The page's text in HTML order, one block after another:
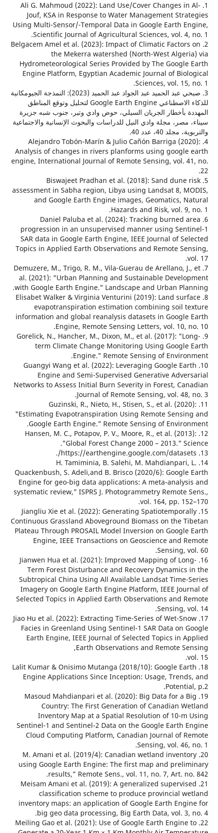
1. Ali G. Mahmoud (2022): Land Use/Cover Changes
Jouf, KSA in Response to Water Management
Using Multi-Sensor/-Temporal Data in Google Earth
Scientific Journal of Agricultural Sciences, vol.
2. Belgacem Amel et al. (2023): Impact of Climatic
the Mekerra watershed (North-West
Hydrometeorological Series Provided by The
Engine Platform, Egyptian Academic Journal of
Sciences, vol.
3. صبحي عبد الحميد عبد الجواد عبد الحميد (2023): النمذجة الجيومكانية
للذكاء الاصطناعي Google Earth Engine لتحليل وتوقع المناطق
بأخطار الجريان السيلي، حوض وادي وتير، جنوب شبه جزيرة
مجلة وادي النيل للدراسات والبحوث الإنسانية والاجتماعية
40، عدد 40.
4. Alejandro Tobón-Marín & Julio Cañón Barriga
Analysis of changes in rivers planforms using
engine, International Journal of Remote Sensing, vol.
5. Biswajeet Pradhan et al. (2018): Sand
assessment in Sabha region, Libya using Landsat 8,
and Google Earth Engine images, Geomatics,
Hazards and Risk, vol.
6. Daniel Paluba et al. (2024): Tracking burned
progression in an unsupervised manner using
SAR data in Google Earth Engine, IEEE Journal of
Topics in Applied Earth Observations and Remote
7. Demuzere, M., Trigo, R. M., Vila-Guerau de Arellano,
al. (2021): "Urban Planning and Sustainable
with Google Earth Engine." Landscape and Urban
8. Elisabet Walker & Virginia Venturini (2019): Land
evapotranspiration estimation combining soil
information and global reanalysis datasets in
Engine, Remote Sensing Letters, vol. 10,
9. Gorelick, N., Hancher, M., Dixon, M., et al. (2017):
term Climate Change Monitoring Using
Engine." Remote Sensing of
10. Guangyi Wang et al. (2022): Leveraging Google
Engine and Semi-Supervised Generative
Networks to Assess Initial Burn Severity in Forest,
Journal of Remote Sensing, vol.
11. Guzinski, R., Nieto, H., Stisen, S., et al.
"Estimating Evapotranspiration Using Remote
Google Earth Engine." Remote Sensing of
12. Hansen, M. C., Potapov, P. V., Moore, R., et al.
"Global Forest Change 2000 – 2013."
14. H. Tamiminia, B. Salehi, M.
Quackenbush, S. Adeli,and B. Brisco (2020/6):
Engine for geo-big data applications: A meta-
systematic review,” ISPRS J. Photogrammetry Remote
vol. 164, pp.
15. Jiangliu Xie et al. (2022): Generating
Continuous Grassland Aboveground Biomass on the
Plateau Through PROSAIL Model Inversion on
Engine, IEEE Transactions on Geoscience and
Sensing,
16. Jianwen Hua et al. (2021): Improved Mapping of
Term Forest Disturbance and Recovery
Subtropical China Using All Available Landsat
Imagery on Google Earth Engine Platform, IEEE
Selected Topics in Applied Earth Observations and
Sensing,
17. Jiao Hu et al. (2022): Extracting Time-Series of Wet-
Facies in Greenland Using Sentinel-1 SAR Data on
Earth Engine, IEEE Journal of Selected Topics in
Earth Observations and Remote
18. Lalit Kumar & Onisimo Mutanga (2018/10): Google
Engine Applications Since Inception: Usage,
19. Masoud Mahdianpari et al. (2020): Big Data for a
Country: The First Generation of Canadian
Inventory Map at a Spatial Resolution of 10-
Sentinel-1 and Sentinel-2 Data on the Google Earth
Cloud Computing Platform, Canadian Journal of
Sensing, vol.
20. M. Amani et al. (2019/4): Canadian wetland
using Google Earth Engine: The first map and
results,” Remote Sens., vol. 11, no. 7, Art.
21. Meisam Amani et al. (2019): A generalized
classification scheme to produce provincial
inventory maps: an application of Google Earth
big geo data processing, Big Earth Data, vol.
22. Meiling Gao et al. (2021): Use of Google Earth